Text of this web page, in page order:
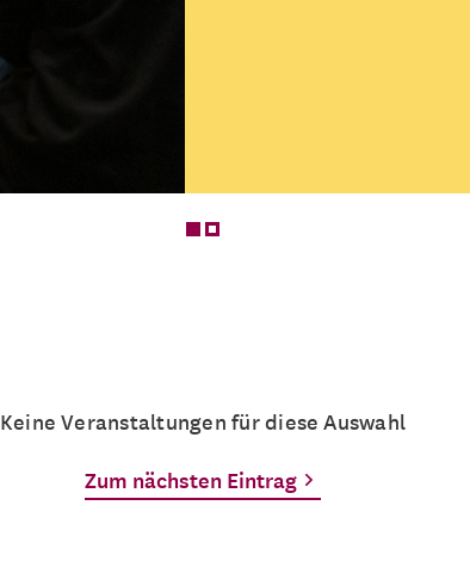
Keine Veranstaltungen für diese Auswahl
Zum nächsten Eintrag